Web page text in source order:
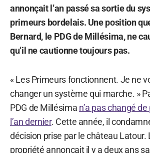
annonçait l’an passé sa sortie du
primeurs bordelais. Une position
Bernard, le PDG de Millésima, ne
qu’il ne cautionne toujours pas.
« Les Primeurs fonctionnent. Je ne
changer un système qui marche. »
PDG de Millésima n’a pas changé
l’an dernier. Cette année, il
décision prise par le château Latour.
propriété annonçait il y a deux ans